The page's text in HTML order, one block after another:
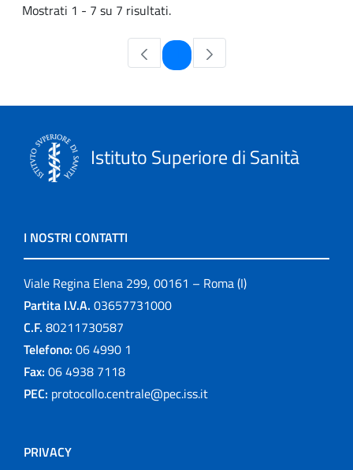
Mostrati 1 - 7 su 7 risultati.
Pagina
Istituto Superiore di Sanità
I NOSTRI CONTATTI
Viale Regina Elena 299, 00161 – Roma (I)
Partita I.V.A. 03657731000
C.F. 80211730587
Telefono: 06 4990 1
Fax: 06 4938 7118
PEC: protocollo.centrale@pec.iss.it
PRIVACY